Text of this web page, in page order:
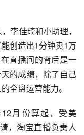
李佳琦和小助理，
创造出1分钟卖1万
直播间的背后是一
的成绩，除了自己
全盘运营能力。
月份算起，受美
，淘宝直播负责人